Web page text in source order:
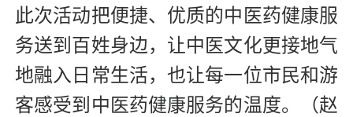
此次活动把便捷、优质的中医药健康服
务送到百姓身边，让中医文化更接地气
地融入日常生活，也让每一位市民和游
客感受到中医药健康服务的温度。（赵